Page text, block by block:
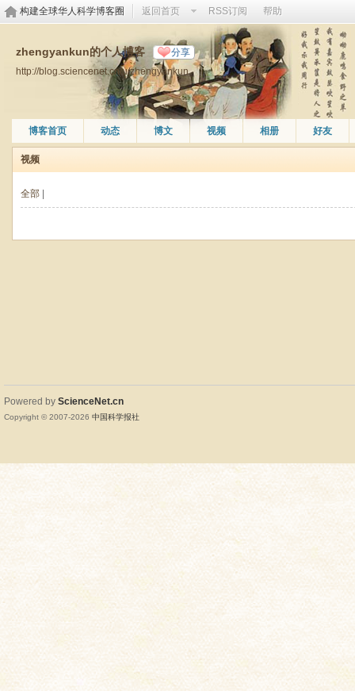
构建全球华人科学博客圈 返回首页 RSS订阅 帮助
zhengyankun的个人博客 分享
http://blog.sciencenet.cn/u/zhengyankun
博客首页 动态 博文 视频 相册 好友
视频
全部
Powered by ScienceNet.cn
Copyright © 2007-2026 中国科学报社